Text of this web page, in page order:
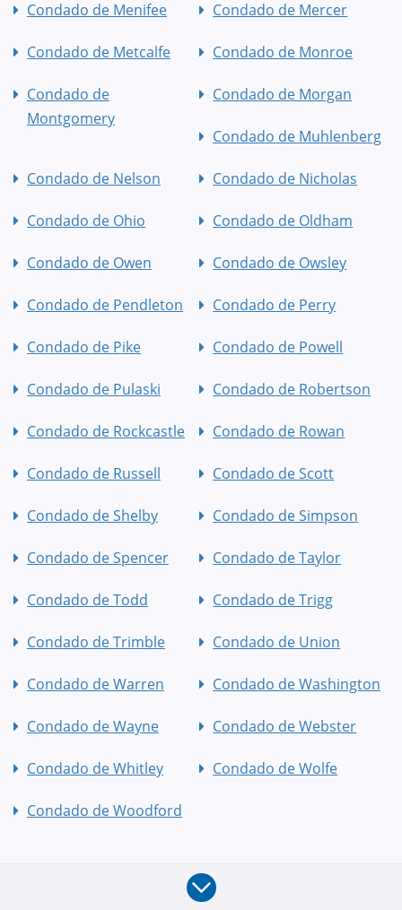
Condado de Menifee Condado de Mercer
Condado de Metcalfe Condado de Monroe
Condado de
Montgomery
Condado de Morgan
Condado de Muhlenberg
Condado de Nelson Condado de Nicholas
Condado de Ohio Condado de Oldham
Condado de Owen Condado de Owsley
Condado de Pendleton Condado de Perry
Condado de Pike Condado de Powell
Condado de Pulaski Condado de Robertson
Condado de Rockcastle Condado de Rowan
Condado de Russell Condado de Scott
Condado de Shelby Condado de Simpson
Condado de Spencer Condado de Taylor
Condado de Todd Condado de Trigg
Condado de Trimble Condado de Union
Condado de Warren Condado de Washington
Condado de Wayne Condado de Webster
Condado de Whitley Condado de Wolfe
Condado de Woodford